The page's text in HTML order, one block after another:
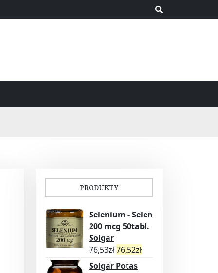
PRODUKTY
Selenium - Selen
200 mcg 50tabl.
Solgar
76,53zł76,52zł
Solgar Potas